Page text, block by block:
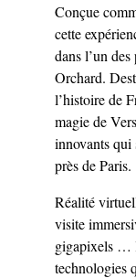
Conçue
cette
dans l’un
Orchard.
l’histoire de
magie de
innovants qui
près de Paris.
Réalité
visite
gigapixels …
technologies